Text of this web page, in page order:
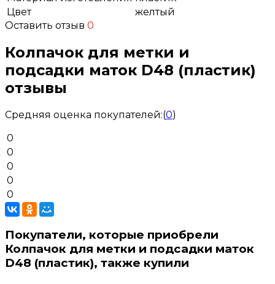
Цвет
желтый
Оставить отзыв 0
Колпачок для метки и
подсадки маток D48 (пластик)
отзывы
Средняя оценка покупателей:(0)
0
0
0
0
0
Покупатели, которые приобрели
Колпачок для метки и подсадки маток
D48 (пластик), также купили